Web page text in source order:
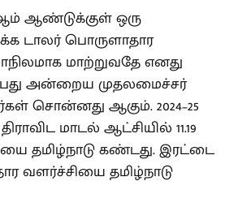
ஆண்டுக்குள் ஒரு
டாலர் பொருளாதார
மாற்றுவதே எனது
அன்றைய முதலமைச்சர்
சொன்னது ஆகும். 2024–25
மாடல் ஆட்சியில் 11.19
தமிழ்நாடு கண்டது. இரட்டை
வளர்ச்சியை தமிழ்நாடு